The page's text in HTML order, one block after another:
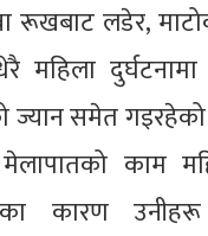
रूखबाट लडेर,
महिला
ज्यान समेत
काम
कारण उनीहरू